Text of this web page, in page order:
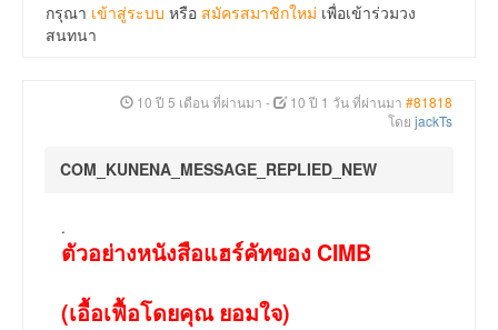
กรุณา เข้าสู่ระบบ หรือ สมัครสมาชิกใหม่ เพื่อเข้าร่วมวง
สนทนา
10 ปี 5 เดือน ที่ผ่านมา - 10 ปี 1 วัน ที่ผ่านมา #81818
โดย jackTs
COM_KUNENA_MESSAGE_REPLIED_NEW
.
ตัวอย่างหนังสือแฮร์คัทของ CIMB
(เอื้อเฟื้อโดยคุณ ยอมใจ)